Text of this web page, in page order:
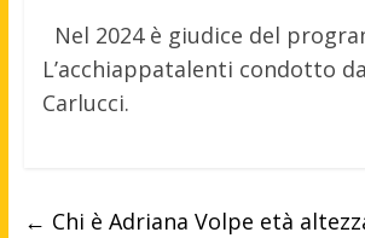
Nel 2024 è giudice del
L’acchiappatalenti condotto
Carlucci.
← Chi è Adriana Volpe età